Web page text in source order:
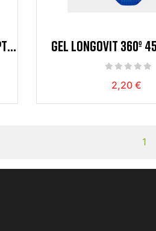
GEL LONGOVIT 360º
SABOR FRESA
2,20 €
1